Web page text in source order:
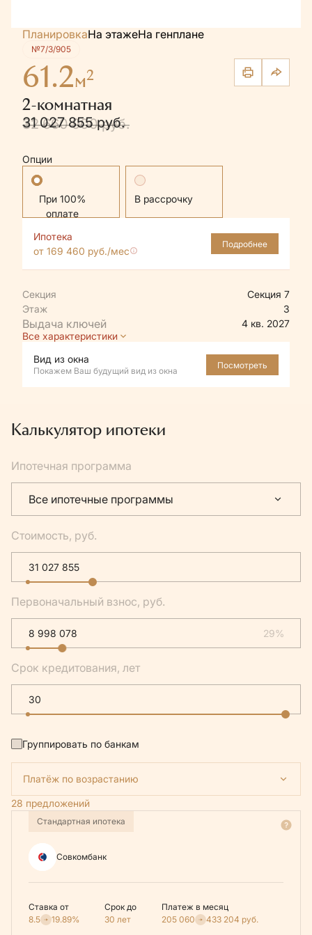
ПланировкаНа этажеНа генплане
№7/3/905
61.2м2
2-комнатная
32 660 900 руб.
31 027 855 руб.
Опции
Стандартная В рассрочку
Ипотека
от 169 460 руб./мес
Подробнее
Секция
Секция 7
Этаж
3
4 кв. 2027
Все характеристики
Вид из окна
Покажем Ваш будущий вид из окна
Посмотреть
Калькулятор ипотеки
Ипотечная программа
Все ипотечные программы
Стоимость, руб.
Первоначальный взнос, руб.
29%
Срок кредитования, лет
Группировать по банкам
Платёж по возрастанию
28 предложений
Стандартная ипотека
Совкомбанк
Ставка от
8.5
19.89%
Срок до
30 лет
Платеж в месяц
205 060
433 204 руб.